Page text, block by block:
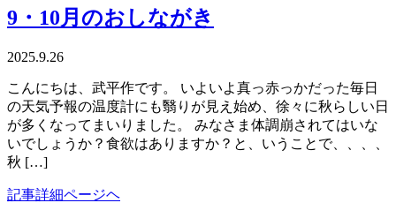
9・10月のおしながき
2025.9.26
こんにちは、武平作です。 いよいよ真っ赤っかだった毎日
の天気予報の温度計にも翳りが見え始め、徐々に秋らしい日
が多くなってまいりました。 みなさま体調崩されてはいな
いでしょうか？食欲はありますか？と、いうことで、、、、
秋 […]
記事詳細ページヘ